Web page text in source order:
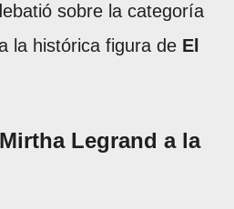
sobre la categoría
la histórica figura de El
Legrand a la